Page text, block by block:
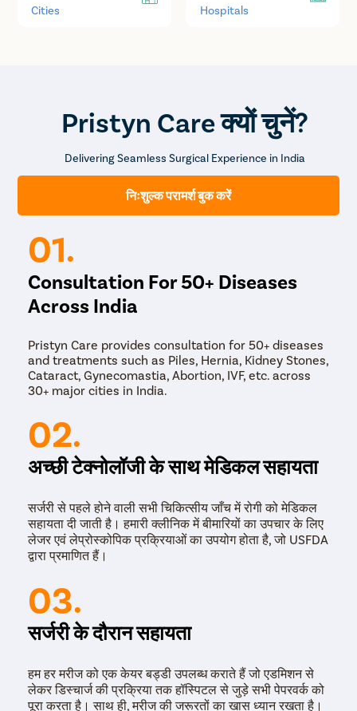
Cities Hospitals
Pristyn Care क्यों चुनें?
Delivering Seamless Surgical Experience in India
निःशुल्क परामर्श बुक करें
01.
Consultation For 50+ Diseases
Across India
Pristyn Care provides consultation for 50+ diseases
and treatments such as Piles, Hernia, Kidney Stones,
Cataract, Gynecomastia, Abortion, IVF, etc. across
30+ major cities in India.
02.
अच्छी टेक्नोलॉजी के साथ मेडिकल सहायता
सर्जरी से पहले होने वाली सभी चिकित्सीय जाँच में रोगी को मेडिकल
सहायता दी जाती है। हमारी क्लीनिक में बीमारियों का उपचार के लिए
लेजर एवं लेप्रोस्कोपिक प्रक्रियाओं का उपयोग होता है, जो USFDA
द्वारा प्रमाणित हैं।
03.
सर्जरी के दौरान सहायता
हम हर मरीज को एक केयर बड्डी उपलब्ध कराते हैं जो एडमिशन से
लेकर डिस्चार्ज की प्रक्रिया तक हॉस्पिटल से जुड़े सभी पेपरवर्क को
पूरा करता है। साथ ही, मरीज की जरूरतों का खास ध्यान रखता है।